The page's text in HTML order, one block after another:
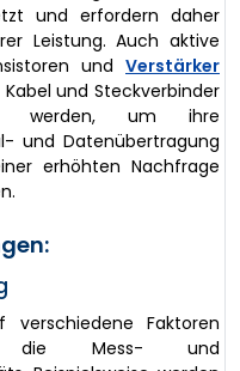
und erfordern daher
Leistung. Auch aktive
und Verstärker
und Steckverbinder
werden, um ihre
und Datenübertragung
erhöhten Nachfrage
Faktoren
die Mess- und